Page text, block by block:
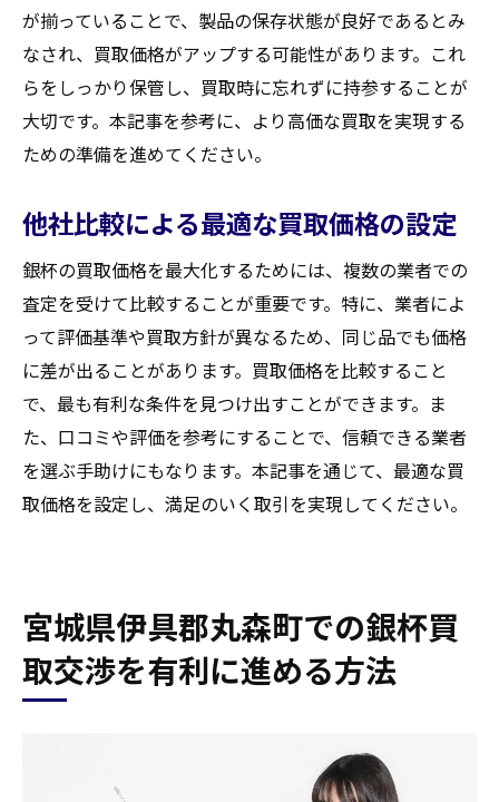
が揃っていることで、製品の保存状態が良好であるとみ
なされ、買取価格がアップする可能性があります。これ
らをしっかり保管し、買取時に忘れずに持参することが
大切です。本記事を参考に、より高価な買取を実現する
ための準備を進めてください。
他社比較による最適な買取価格の設定
銀杯の買取価格を最大化するためには、複数の業者での
査定を受けて比較することが重要です。特に、業者によ
って評価基準や買取方針が異なるため、同じ品でも価格
に差が出ることがあります。買取価格を比較すること
で、最も有利な条件を見つけ出すことができます。ま
た、口コミや評価を参考にすることで、信頼できる業者
を選ぶ手助けにもなります。本記事を通じて、最適な買
取価格を設定し、満足のいく取引を実現してください。
宮城県伊具郡丸森町での銀杯買
取交渉を有利に進める方法